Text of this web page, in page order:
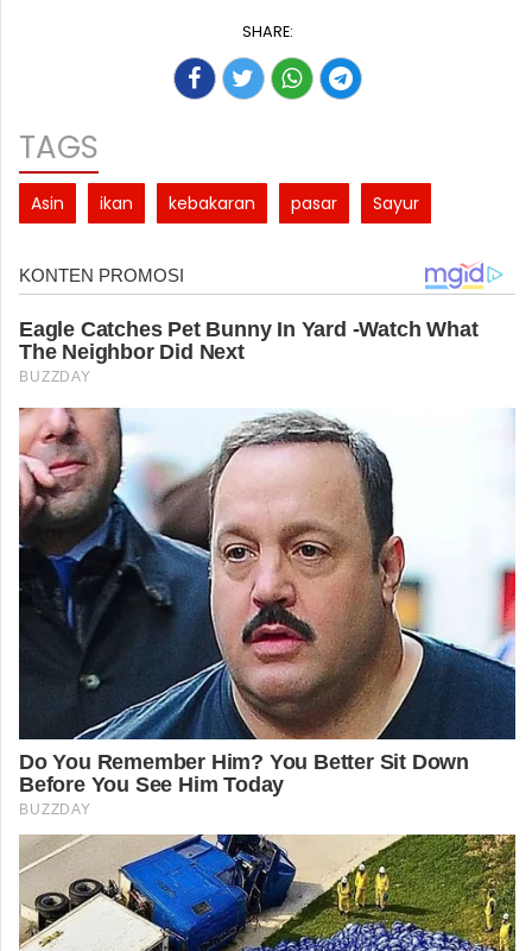
SHARE:
TAGS
Asin ikan kebakaran pasar Sayur